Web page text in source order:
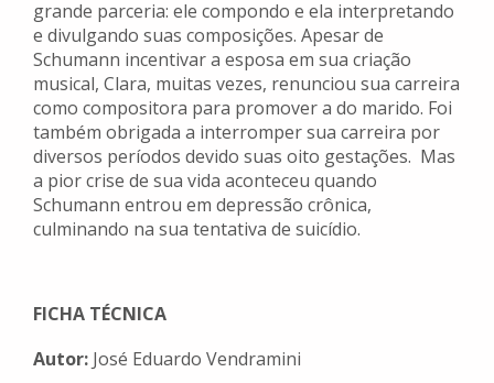
grande parceria: ele compondo e ela interpretando
e divulgando suas composições. Apesar de
Schumann incentivar a esposa em sua criação
musical, Clara, muitas vezes, renunciou sua carreira
como compositora para promover a do marido. Foi
também obrigada a interromper sua carreira por
diversos períodos devido suas oito gestações. Mas
a pior crise de sua vida aconteceu quando
Schumann entrou em depressão crônica,
culminando na sua tentativa de suicídio.
FICHA TÉCNICA
Autor: José Eduardo Vendramini